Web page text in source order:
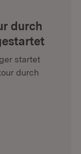
durch
startet
durch